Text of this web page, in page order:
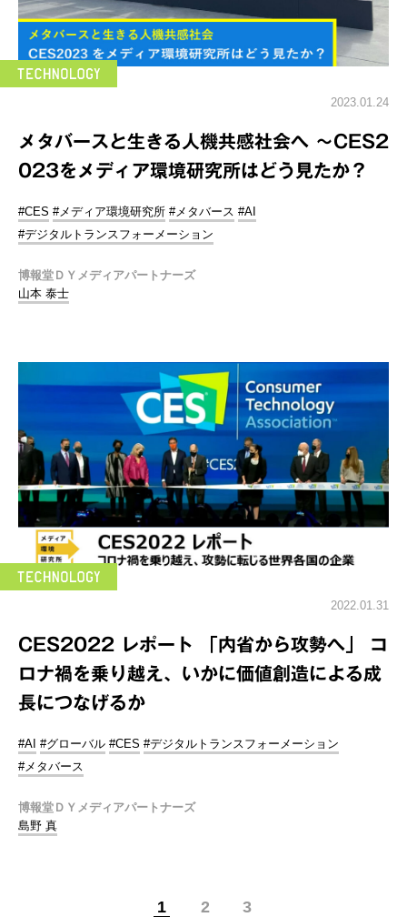
2023.01.24
メタバースと生きる人機共感社会へ ～CES2
023をメディア環境研究所はどう見たか？
#CES #メディア環境研究所 #メタバース #AI
#デジタルトランスフォーメーション
博報堂ＤＹメディアパートナーズ
山本 泰士
2022.01.31
CES2022 レポート 「内省から攻勢へ」 コ
ロナ禍を乗り越え、いかに価値創造による成
長につなげるか
#AI #グローバル #CES #デジタルトランスフォーメーション
#メタバース
博報堂ＤＹメディアパートナーズ
島野 真
1 2 3